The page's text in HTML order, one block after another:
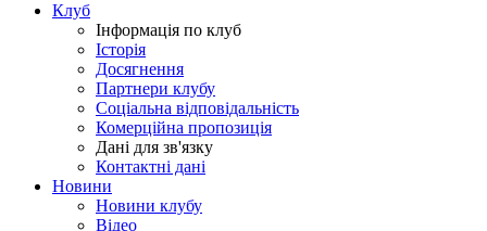
Клуб
Інформація по клуб
Історія
Досягнення
Партнери клубу
Соціальна відповідальність
Комерційна пропозиція
Дані для зв'язку
Контактні дані
Новини
Новини клубу
Відео